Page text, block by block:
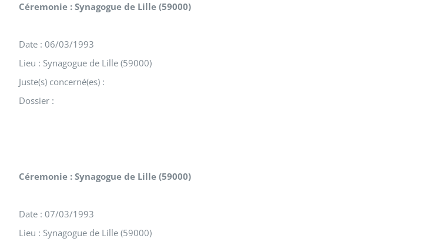
Céremonie : Synagogue de Lille (59000)
Date : 06/03/1993
Lieu : Synagogue de Lille (59000)
Juste(s) concerné(es) :
Dossier :
Céremonie : Synagogue de Lille (59000)
Date : 07/03/1993
Lieu : Synagogue de Lille (59000)